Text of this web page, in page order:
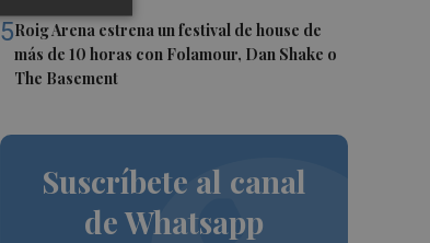
5Roig Arena estrena un festival de house de
más de 10 horas con Folamour, Dan Shake o
The Basement
Suscríbete al canal
de Whatsapp